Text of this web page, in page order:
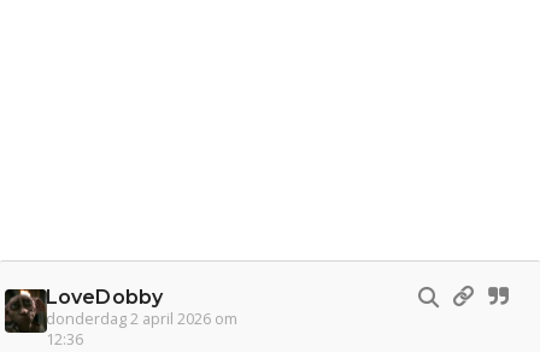
LoveDobby
donderdag 2 april 2026 om
12:36